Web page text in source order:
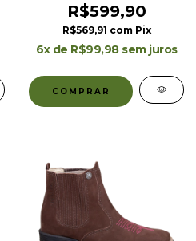
R$599,90
R$569,91 com Pix
6x de R$99,98 sem juros
COMPRAR